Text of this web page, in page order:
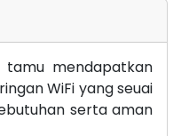
tamu mendapatkan
WiFi yang seuai
serta aman